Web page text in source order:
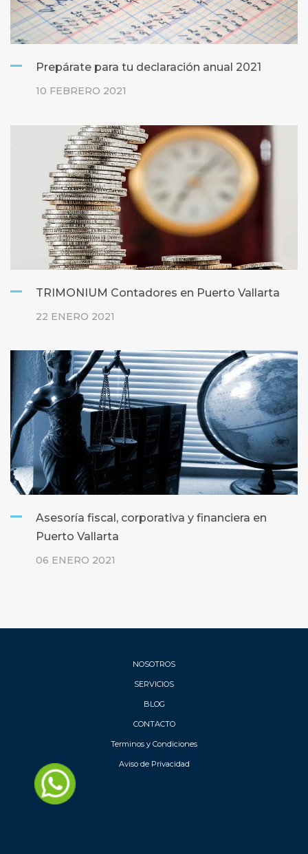
Prepárate para tu declaración anual 2021
10 FEBRERO 2021
TRIMONIUM Contadores en Puerto Vallarta
22 ENERO 2021
Asesoría fiscal, corporativa y financiera en
Puerto Vallarta
06 ENERO 2021
NOSOTROS
SERVICIOS
BLOG
CONTACTO
Terminos y Condiciones
Aviso de Privacidad